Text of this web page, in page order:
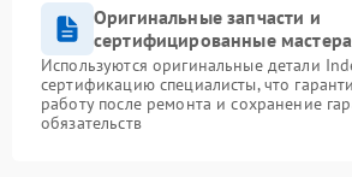
Оригинальные запчасти и
сертифицированные мастера
Используются оригинальные детали
сертификацию специалисты, что
работу после ремонта и сохранение
обязательств